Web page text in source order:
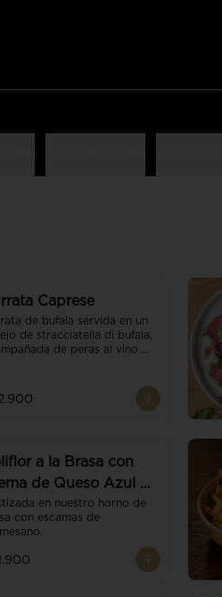
Caprese
de bufala servida en un
de stracciatella di bufala,
de peras al vino
pesto y reducción de
a la Brasa con
de Queso Azul y
en nuestro horno de
con escamas de